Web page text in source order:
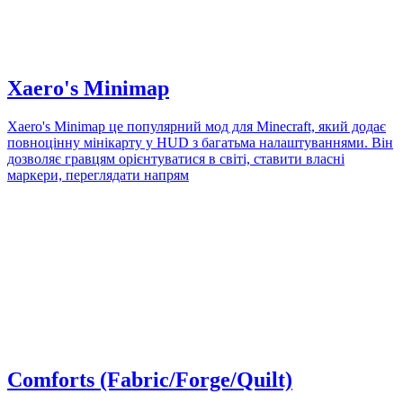
Xaero's Minimap
Xaero's Minimap це популярний мод для Minecraft, який додає
повноцінну мінікарту у HUD з багатьма налаштуваннями. Він
дозволяє гравцям орієнтуватися в світі, ставити власні
маркери, переглядати напрям
Comforts (Fabric/Forge/Quilt)